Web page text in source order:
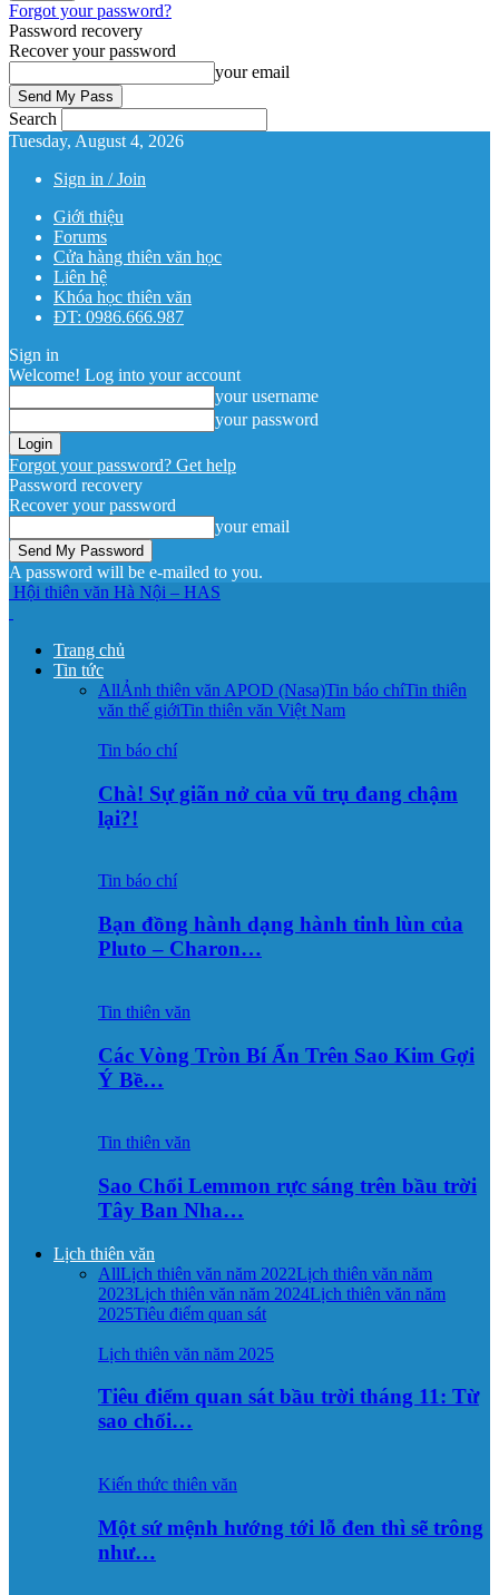
Forgot your password?
Password recovery
Recover your password
your email
Search
Tuesday, August 4, 2026
Sign in / Join
Giới thiệu
Forums
Cửa hàng thiên văn học
Liên hệ
Khóa học thiên văn
ĐT: 0986.666.987
Sign in
Welcome! Log into your account
your username
your password
Forgot your password? Get help
Password recovery
Recover your password
your email
A password will be e-mailed to you.
Hội thiên văn Hà Nội – HAS
Trang chủ
Tin tức
AllẢnh thiên văn APOD (Nasa)Tin báo chíTin thiên
văn thế giớiTin thiên văn Việt Nam
Tin báo chí
Chà! Sự giãn nở của vũ trụ đang chậm
lại?!
Tin báo chí
Bạn đồng hành dạng hành tinh lùn của
Pluto – Charon…
Tin thiên văn
Các Vòng Tròn Bí Ẩn Trên Sao Kim Gợi
Ý Bề…
Tin thiên văn
Sao Chổi Lemmon rực sáng trên bầu trời
Tây Ban Nha…
Lịch thiên văn
AllLịch thiên văn năm 2022Lịch thiên văn năm
2023Lịch thiên văn năm 2024Lịch thiên văn năm
2025Tiêu điểm quan sát
Lịch thiên văn năm 2025
Tiêu điểm quan sát bầu trời tháng 11: Từ
sao chổi…
Kiến thức thiên văn
Một sứ mệnh hướng tới lỗ đen thì sẽ trông
như…